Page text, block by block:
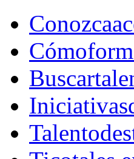
Conozca
Cómo
Buscar
Iniciativas
Talento